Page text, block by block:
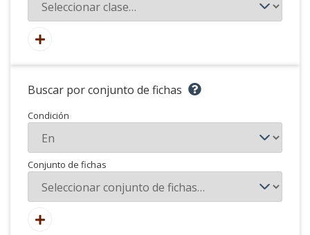
Buscar por conjunto de fichas
Condición
Conjunto de fichas